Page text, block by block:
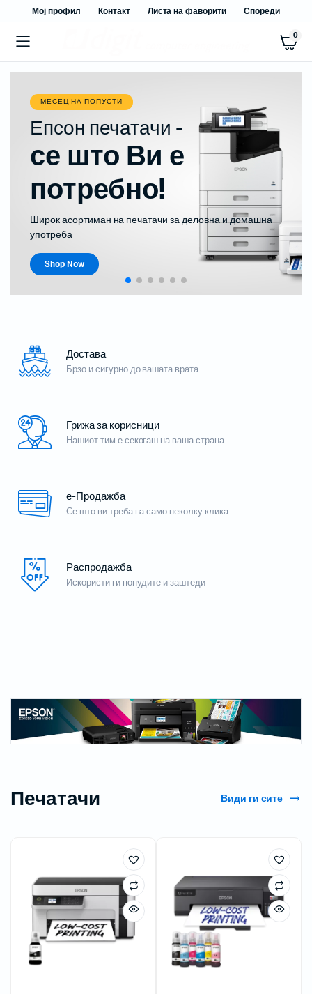
Мој профил Контакт Листа на фаворити Спореди
0
МЕСЕЦ НА ПОПУСТИ
Епсон печатачи -
се што Ви е
потребно!
Широк асортиман на печатачи за деловна и домашна
употреба
Shop Now
Достава
Брзо и сигурно до вашата врата
Грижа за корисници
Нашиот тим е секогаш на ваша страна
е-Продажба
Се што ви треба на само неколку клика
Распродажба
Искористи ги понудите и заштеди
Печатачи Види ги сите